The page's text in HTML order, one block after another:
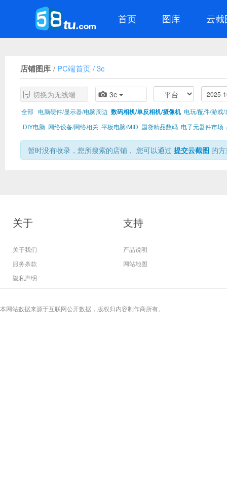
首页 图库 云截
店铺图库 / PC端首页/3c
切换为无线端 3c
全部 电脑硬件/显示器/电脑周边 数码相机/单反相机/摄像机 电玩/配件/游戏/
DIY电脑 网络设备/网络相关 平板电脑/MID 国货精品数码 电子元器件市场
暂时没有收录，您所搜索的店铺， 您可以通过 提交云截图 的
关于
关于我们
服务条款
隐私声明
支持
产品说明
网站地图
本网站数据来源于互联网公开数据，版权归内容制作商所有。